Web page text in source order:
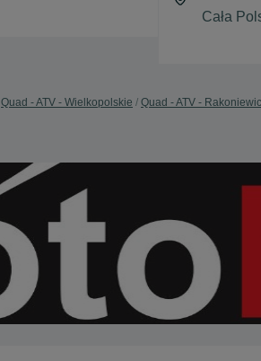
Quad - ATV - Wielkopolskie Quad - ATV -